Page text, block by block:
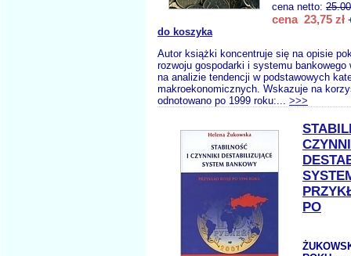
cena netto: 25.00
cena 23,75 zł
do koszyka
Autor książki koncentruje się na opisie
rozwoju gospodarki i systemu bankowego
na analizie tendencji w podstawowych
makroekonomicznych. Wskazuje na
odnotowano po 1999 roku:... >>>
PO